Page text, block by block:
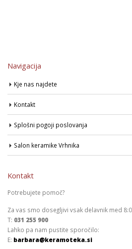
Navigacija
Kje nas najdete
Kontakt
Splošni pogoji poslovanja
Salon keramike Vrhnika
Kontakt
Potrebujete pomoč?
Za vas smo dosegljivi vsak delavnik med
T: 031 255 900
Lahko pa nam pustite sporočilo:
E: barbara@keramoteka.si